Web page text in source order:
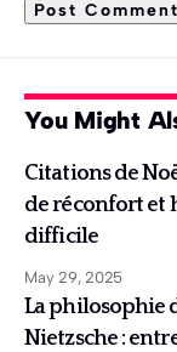
You Might
Citations de
de réconfort et
difficile
May 29, 2025
La philosophie
Nietzsche :